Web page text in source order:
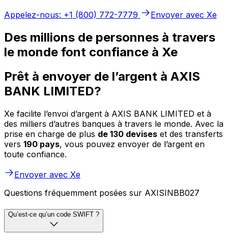
Appelez-nous: +1 (800) 772-7779
Envoyer avec Xe
Des millions de personnes à travers
le monde font confiance à Xe
Prêt à envoyer de l’argent à AXIS
BANK LIMITED?
Xe facilite l’envoi d’argent à AXIS BANK LIMITED et à
des milliers d’autres banques à travers le monde. Avec la
prise en charge de plus de 130 devises et des transferts
vers 190 pays, vous pouvez envoyer de l’argent en
toute confiance.
Envoyer avec Xe
Questions fréquemment posées sur AXISINBB027
Qu’est-ce qu’un code SWIFT ?